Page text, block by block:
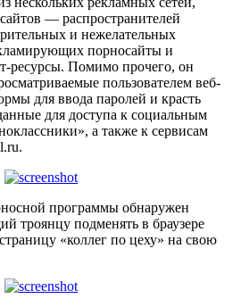
— распространителей
и нежелательных
порносайты и
ресурсы. Помимо прочего, он
пользователем веб-
для ввода паролей и красть
для доступа к социальным
а также к сервисам
программы обнаружен
троянцу подменять в браузере
«коллег по цеху» на свою